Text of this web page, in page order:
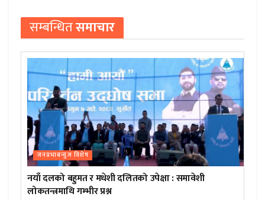
सम्बन्धितसमाचार
जनप्रभाबन्युज विशेष
नयाँ दलको बहुमत र मधेशी दलितको उपेक्षा : समावेशी
लोकतन्त्रमाथि गम्भीर प्रश्न